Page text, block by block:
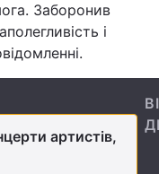
Заборонив
і
артистів,